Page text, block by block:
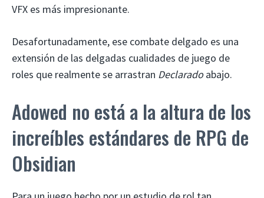
VFX es más impresionante.
Desafortunadamente, ese combate delgado es una
extensión de las delgadas cualidades de juego de
roles que realmente se arrastran Declaradoabajo.
Adowed no está a la altura de los
increíbles estándares de RPG de
Obsidian